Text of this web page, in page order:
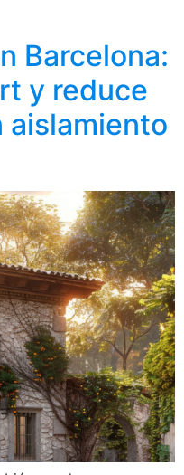
Barcelona:
y reduce
aislamiento